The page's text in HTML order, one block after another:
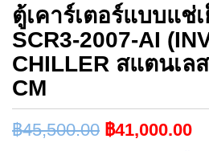
ตู้เคาร์เตอร์แบบแช่
SCR3-2007-AI
CHILLER สแตนเล
CM
฿45,500.00 ฿41,000.00